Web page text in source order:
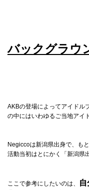
バックグラウ
AKBの登場によってアイドル
の中にはいわゆるご当地アイ
Negiccoは新潟県出身で、も
活動当初はとにかく「新潟県
ここで参考にしたいのは、